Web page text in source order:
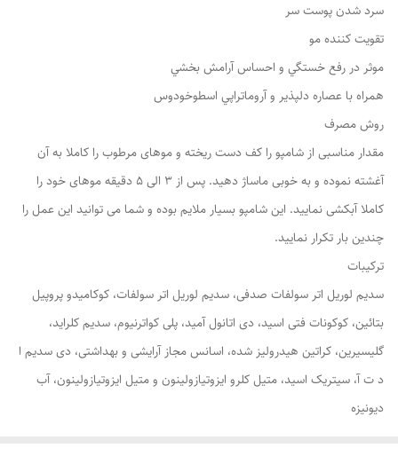
سرد شدن پوست سر
تقویت کننده مو
موثر در رفع خستگي و احساس آرامش بخشي
همراه با عصاره دلپذير و آروماتراپي اسطوخودوس
روش مصرف
مقدار مناسبی از شامپو را کف دست ریخته و موهای مرطوب را کاملا به آن
آغشته نموده و به خوبی ماساژ دهید. پس از 3 الی 5 دقیقه موهای خود را
کاملا آبکشی نمایید. این شامپو بسیار ملایم بوده و شما می توانید این عمل را
چندین بار تکرار نمایید.
ترکیبات
سدیم لوریل اتر سولفات صدفی، سدیم لوریل اتر سولفات، کوکامیدو پروپیل
بتائین، کوکونات فتی اسید، دی اتانول آمید، پلی کواترنیوم، سدیم کلراید،
گلیسیرین، کراتین هیدرولیز شده، اسانس مجاز آرایشی و بهداشتی، دی سدیم ا
د ت آ، سیتریک اسید، متیل کلرو ایزوتیازولینون و متیل ایزوتیازولینون، آب
دیونیزه